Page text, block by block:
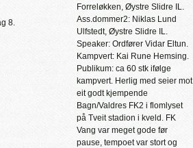
8.
Forreløkken, Øystre Slidre IL.
Ass.dommer2: Niklas Lund
Ulfstedt, Øystre Slidre IL.
Speaker: Ordfører Vidar Eltun.
Kampvert: Kai Rune Hemsing.
Publikum: ca 60 stk ifølge
kampvert. Herlig med seier mot
eit godt kjempende
Bagn/Valdres FK2 i flomlyset
på Tveit stadion i kveld. FK
Vang var meget gode før
pause, tempoet var stort og